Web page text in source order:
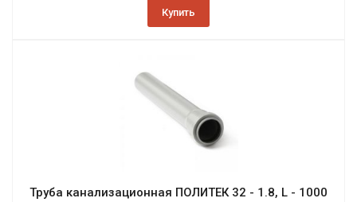
Купить
Труба канализационная ПОЛИТЕК 32 - 1.8, L - 1000